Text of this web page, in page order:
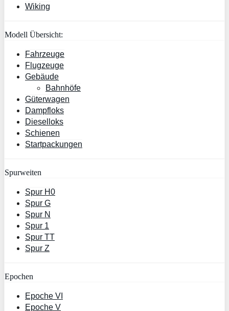
Wiking
Modell Übersicht:
Fahrzeuge
Flugzeuge
Gebäude
Bahnhöfe
Güterwagen
Dampfloks
Dieselloks
Schienen
Startpackungen
Spurweiten
Spur H0
Spur G
Spur N
Spur 1
Spur TT
Spur Z
Epochen
Epoche VI
Epoche V